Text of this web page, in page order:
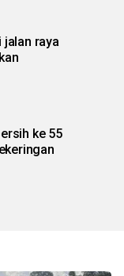
jalan raya
ke 55